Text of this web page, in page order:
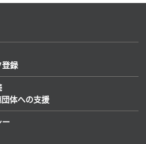
登録
体への支援
ー